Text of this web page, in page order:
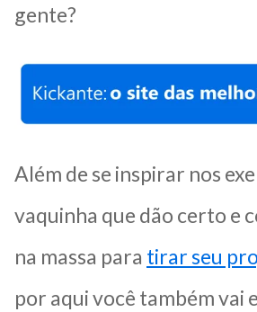
gente?
Além de se inspirar nos
vaquinha que dão certo e
na massa para tirar seu
por aqui você também vai